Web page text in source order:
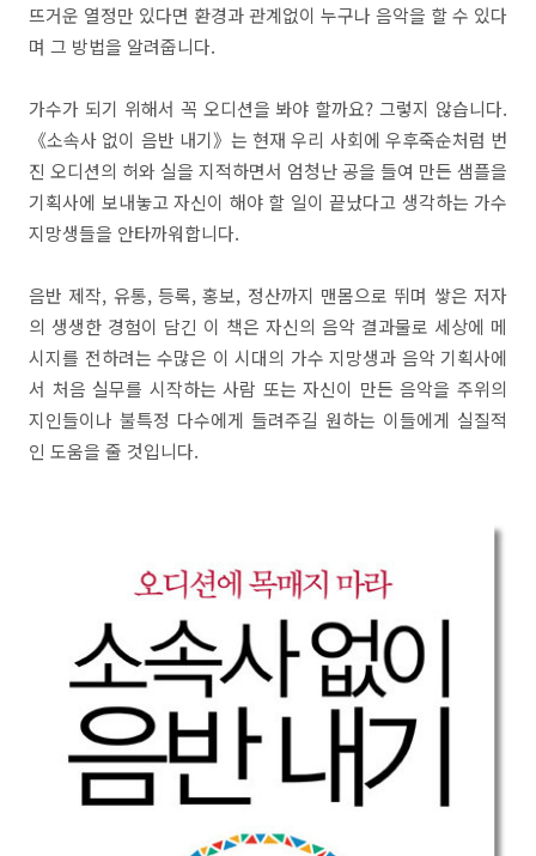
뜨거운 열정만 있다면 환경과 관계없이 누구나 음악을 할 수 있다
며 그 방법을 알려줍니다.
가수가 되기 위해서 꼭 오디션을 봐야 할까요? 그렇지 않습니다.
《소속사 없이 음반 내기》는 현재 우리 사회에 우후죽순처럼 번
진 오디션의 허와 실을 지적하면서 엄청난 공을 들여 만든 샘플을
기획사에 보내놓고 자신이 해야 할 일이 끝났다고 생각하는 가수
지망생들을 안타까워합니다.
음반 제작, 유통, 등록, 홍보, 정산까지 맨몸으로 뛰며 쌓은 저자
의 생생한 경험이 담긴 이 책은 자신의 음악 결과물로 세상에 메
시지를 전하려는 수많은 이 시대의 가수 지망생과 음악 기획사에
서 처음 실무를 시작하는 사람 또는 자신이 만든 음악을 주위의
지인들이나 불특정 다수에게 들려주길 원하는 이들에게 실질적
인 도움을 줄 것입니다.